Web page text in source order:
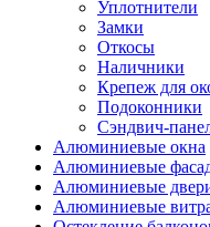
Уплотнители
Замки
Откосы
Наличники
Крепеж для
Подоконники
Сэндвич-
Алюминиевые окна
Алюминиевые
Алюминиевые
Алюминиевые